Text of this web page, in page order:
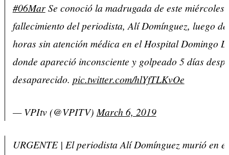
#06MarSe conoció la madrugada de este miércoles
fallecimiento del periodista, Alí Domínguez, luego
horas sin atención médica en el Hospital Domingo
donde apareció inconsciente y golpeado 5 días
desaparecido. pic.twitter.com/hlYfTLKvOe
— VPItv (@VPITV) March 6, 2019
URGENTE | El periodista Alí Domínguez murió en